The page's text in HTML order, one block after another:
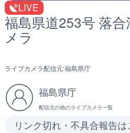
LIVE
福島県道253号 落
メラ
ライブカメラ配信元:福島県庁
福島県庁
配信元の他のライブカメラ一覧
リンク切れ・不具合報告は